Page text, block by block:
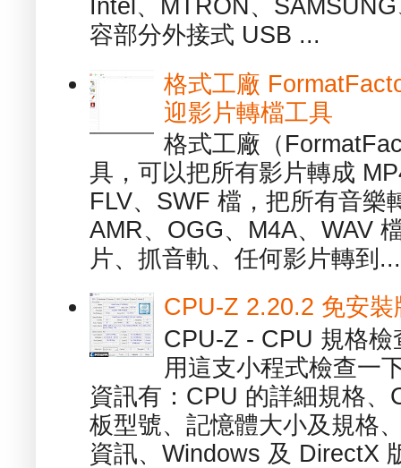
Intel、MTRON、
容部分外接式 USB ...
格式工廠
迎影片轉檔工具
格式工廠（
具，可以把所有影片轉成
FLV、SWF 檔，把所有音樂
AMR、OGG、M4A、WAV
片、抓音軌、任何影片轉到...
CPU-Z 2.20.2 免安
CPU-Z - CPU 規格
用這支小程式檢查一
資訊有：CPU 的詳細規格
板型號、記憶體大小及規格
資訊、Windows 及 DirectX